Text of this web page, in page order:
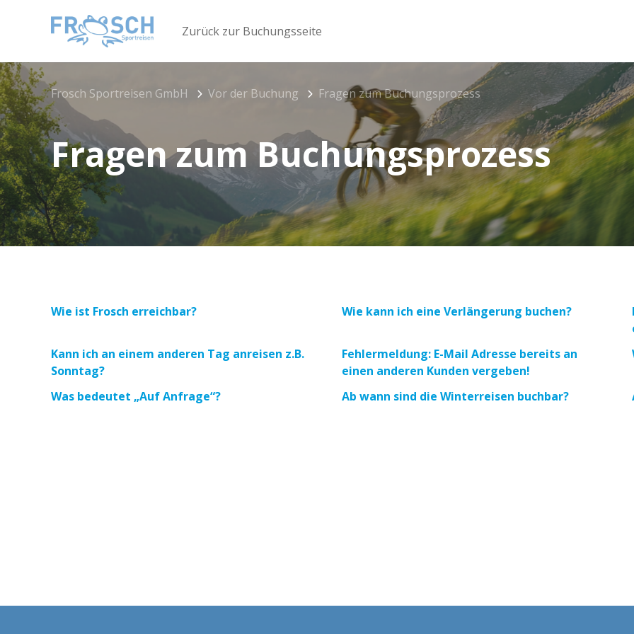
Zurück zur Buchungsseite
Frosch Sportreisen GmbH Vor der Buchung Fragen zum Buchungsprozess
Fragen zum Buchungsprozess
Wie ist Frosch erreichbar? Wie kann ich eine Verlängerung buchen?
Kann ich an einem anderen Tag anreisen z.B.
Sonntag?
Fehlermeldung: E-Mail Adresse bereits an
einen anderen Kunden vergeben!
Was bedeutet „Auf Anfrage“? Ab wann sind die Winterreisen buchbar?